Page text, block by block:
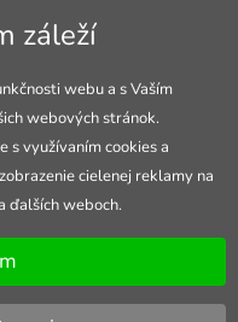
Ostrava
záleží
webu a s Vaším
webových stránok.
s využívaním cookies a
cielenej reklamy na
ďalších weboch.